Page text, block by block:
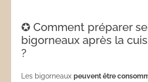
✪ Comment préparer
bigorneaux après la
?
Les bigorneauxpeuvent être